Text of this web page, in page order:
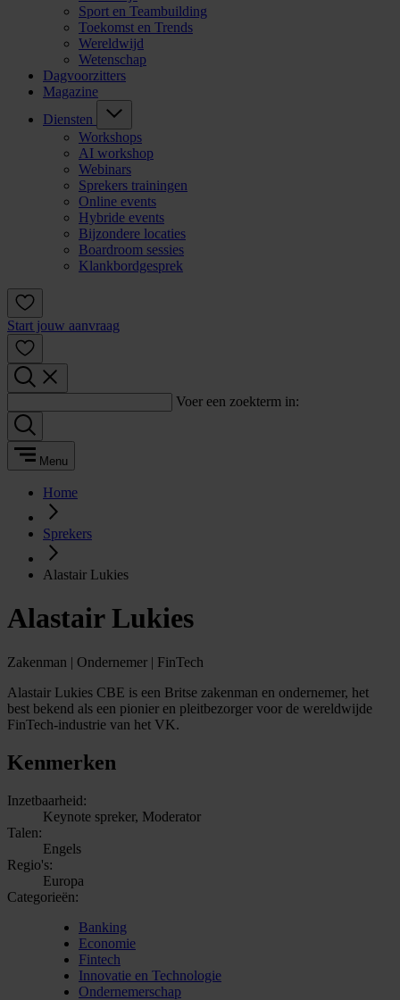
Sport en Teambuilding
Toekomst en Trends
Wereldwijd
Wetenschap
Dagvoorzitters
Magazine
Diensten
Workshops
AI workshop
Webinars
Sprekers trainingen
Online events
Hybride events
Bijzondere locaties
Boardroom sessies
Klankbordgesprek
Start jouw aanvraag
Voer een zoekterm in:
Menu
Home
Sprekers
Alastair Lukies
Alastair Lukies
Zakenman | Ondernemer | FinTech
Alastair Lukies CBE is een Britse zakenman en ondernemer, het
best bekend als een pionier en pleitbezorger voor de wereldwijde
FinTech-industrie van het VK.
Kenmerken
Inzetbaarheid:
Keynote spreker, Moderator
Talen:
Engels
Regio's:
Europa
Categorieën:
Banking
Economie
Fintech
Innovatie en Technologie
Ondernemerschap